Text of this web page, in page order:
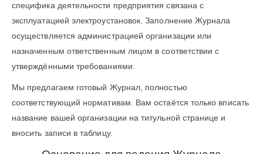
специфика деятельности предприятия связана с
эксплуатацией электроустановок. Заполнение Журнала
осуществляется администрацией организации или
назначенным ответственным лицом в соответствии с
утверждёнными требованиями.
Мы предлагаем готовый Журнал, полностью
соответствующий нормативам. Вам остаётся только вписать
название вашей организации на титульной странице и
вносить записи в таблицу.